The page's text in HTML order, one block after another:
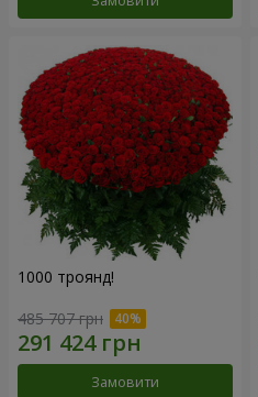
1000 троянд!
485 707 грн
Замовити